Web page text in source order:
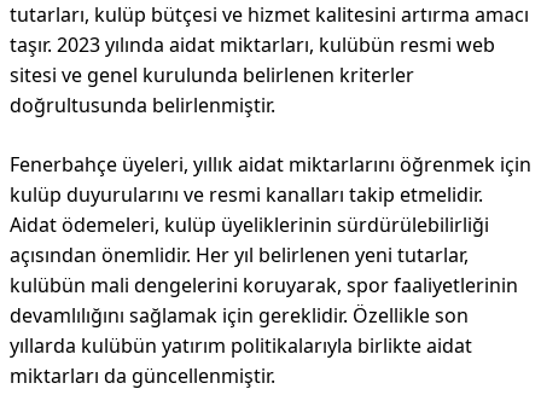
tutarları, kulüp bütçesi ve hizmet kalitesini artırma amacı
taşır. 2023 yılında aidat miktarları, kulübün resmi web
sitesi ve genel kurulunda belirlenen kriterler
doğrultusunda belirlenmiştir.
Fenerbahçe üyeleri, yıllık aidat miktarlarını öğrenmek için
kulüp duyurularını ve resmi kanalları takip etmelidir.
Aidat ödemeleri, kulüp üyeliklerinin sürdürülebilirliği
açısından önemlidir. Her yıl belirlenen yeni tutarlar,
kulübün mali dengelerini koruyarak, spor faaliyetlerinin
devamlılığını sağlamak için gereklidir. Özellikle son
yıllarda kulübün yatırım politikalarıyla birlikte aidat
miktarları da güncellenmiştir.